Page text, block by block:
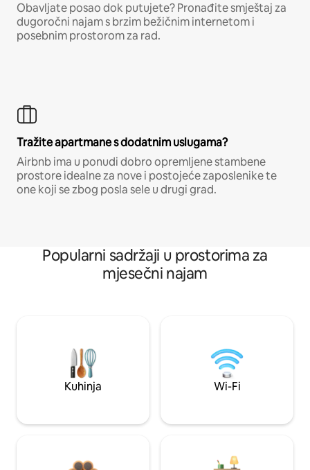
Obavljate posao dok putujete? Pronađite smještaj za
dugoročni najam s brzim bežičnim internetom i
posebnim prostorom za rad.
Tražite apartmane s dodatnim uslugama?
Airbnb ima u ponudi dobro opremljene stambene
prostore idealne za nove i postojeće zaposlenike te
one koji se zbog posla sele u drugi grad.
Popularni sadržaji u prostorima za
mjesečni najam
Kuhinja Wi-Fi